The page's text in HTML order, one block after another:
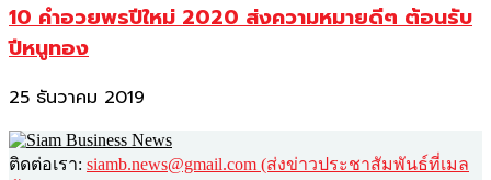
10 คำอวยพรปีใหม่ 2020 ส่งความหมายดีๆ ต้อนรับ
ปีหนูทอง
25 ธันวาคม 2019
ติดต่อเรา: siamb.news@gmail.com (ส่งข่าวประชาสัมพันธ์ที่เมล